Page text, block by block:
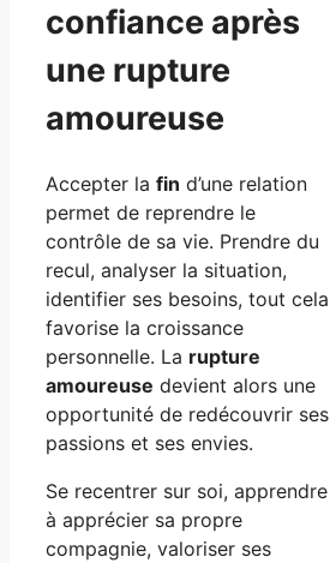
confiance après
une rupture
amoureuse
Accepter la fin d’une relation
permet de reprendre le
contrôle de sa vie. Prendre du
recul, analyser la situation,
identifier ses besoins, tout cela
favorise la croissance
personnelle. La rupture
amoureuse devient alors une
opportunité de redécouvrir ses
passions et ses envies.
Se recentrer sur soi, apprendre
à apprécier sa propre
compagnie, valoriser ses